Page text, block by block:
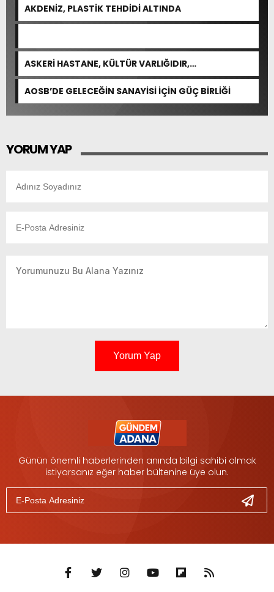
AKDENİZ, PLASTİK TEHDİDİ ALTINDA
ASKERİ HASTANE, KÜLTÜR VARLIĞIDIR,
ÖZELLEŞTİRİLEMEZ!
AOSB’DE GELECEĞİN SANAYİSİ İÇİN GÜÇ BİRLİĞİ
YORUM YAP
Yorum Yap
Günün önemli haberlerinden anında bilgi sahibi olmak
istiyorsanız eğer haber bültenine üye olun.